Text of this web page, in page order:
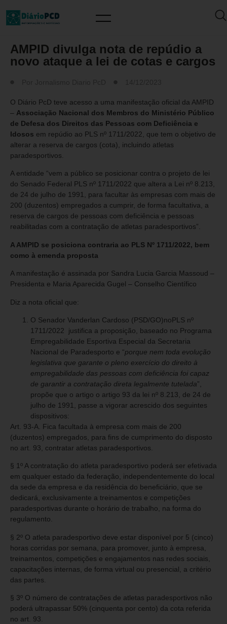
AMPID divulga nota de repúdio a
novo ataque a lei de cotas e cargos
O Diário PcD teve acesso a uma manifestação oficial da AMPID
– Associação Nacional dos Membros do Ministério Público
de Defesa dos Direitos das Pessoas com Deficiência e
Idosos em repúdio ao PLS nº 1711/2022, que tem o objetivo de
alterar a reserva de cargos (cota), incluindo atletas
paradesportivos.
A entidade “vem a público se posicionar contra o projeto de lei
do Senado Federal PLS nº 1711/2022 que altera a Lei nº 8.213,
de 24 de julho de 1991, para facultar às empresas com mais de
200 (duzentos) empregados a cumprir, de forma facultativa, a
reserva de cargos de pessoas com deficiência e pessoas
reabilitadas com a contratação de atletas paradesportivos”.
A AMPID se posiciona contraria ao PLS Nº 1711/2022, bem
como à emenda proposta
A manifestação é assinada por Sandra Lucia Garcia Massoud –
Presidenta e Maria Aparecida Gugel – Conselho Científico
Diz a nota oficial que:
O Senador Vanderlan Cardoso (PSD/GO)noPLS nº
1711/2022 justifica a proposição, baseado no Programa
Empregabilidade Esportiva Especial da Secretaria
Nacional de Paradesporto e “porque nem toda evolução
legislativa que garante o pleno exercício do direito à
empregabilidade das pessoas com deficiência foi capaz
de garantir a contratação direta legalmente tutelada”,
propõe que o artigo o artigo 93 da lei nº 8.213, de 24 de
julho de 1991, passe a vigorar acrescido dos seguintes
dispositivos:
Art. 93-A. Fica facultada à empresa com mais de 200
(duzentos) empregados, para fins de cumprimento do disposto
no art. 93, contratar atletas paradesportivos.
§ 1º A contratação do atleta paradesportivo poderá ser efetivada
em qualquer estado da federação, independentemente do local
da sede da empresa e da residência do beneficiário, que se
dedicará, exclusivamente a treinamentos e competições
paradesportivas durante o horário de trabalho, na forma do
regulamento.
§ 2º O atleta paradesportivo deve estar disponível por 5 (cinco)
horas corridas por semana, para promover, junto à empresa,
treinamentos, competições e engajamentos nas redes sociais,
capacitações internas, de forma virtual ou presencial, a critério
das partes.
§ 3º O número de contratações de atletas paradesportivos não
poderá ultrapassar 50% (cinquenta por cento) da cota referida
no art. 93.